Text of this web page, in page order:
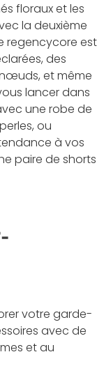
floraux et les
la deuxième
regencycore est
des
et même
lancer dans
une robe de
ou
à vos
paire de shorts
votre garde-
avec de
et au